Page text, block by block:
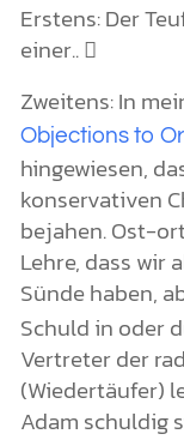
Erstens: Der
einer.. 
Zweitens: In
Objections to
hingewiesen,
konservativen
bejahen. Ost-
Lehre, dass wir
Sünde haben,
Schuld in oder
Vertreter der
(Wiedertäufer)
Adam schuldig